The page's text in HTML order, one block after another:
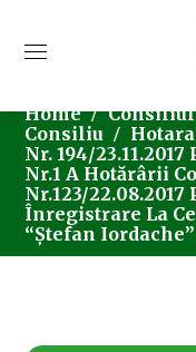
Home Consiliul
Consiliu
Nr. 194/
Nr.1 A Hotărârii
Nr.123/
Înregistrare La
“Ștefan Iordache”